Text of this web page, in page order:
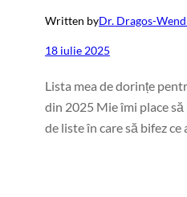
Written byDr. Dragos-
18 iulie 2025
Lista mea de dorințe
din 2025 Mie îmi place
de liste în care să bifez ce